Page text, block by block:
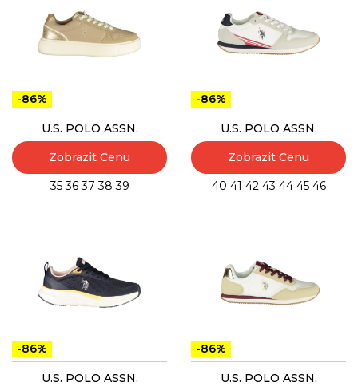
-86%
U.S. POLO ASSN.
Zobrazit Cenu
35 36 37 38 39
-86%
U.S. POLO ASSN.
Zobrazit Cenu
40 41 42 43 44 45 46
-86%
U.S. POLO ASSN.
-86%
U.S. POLO ASSN.